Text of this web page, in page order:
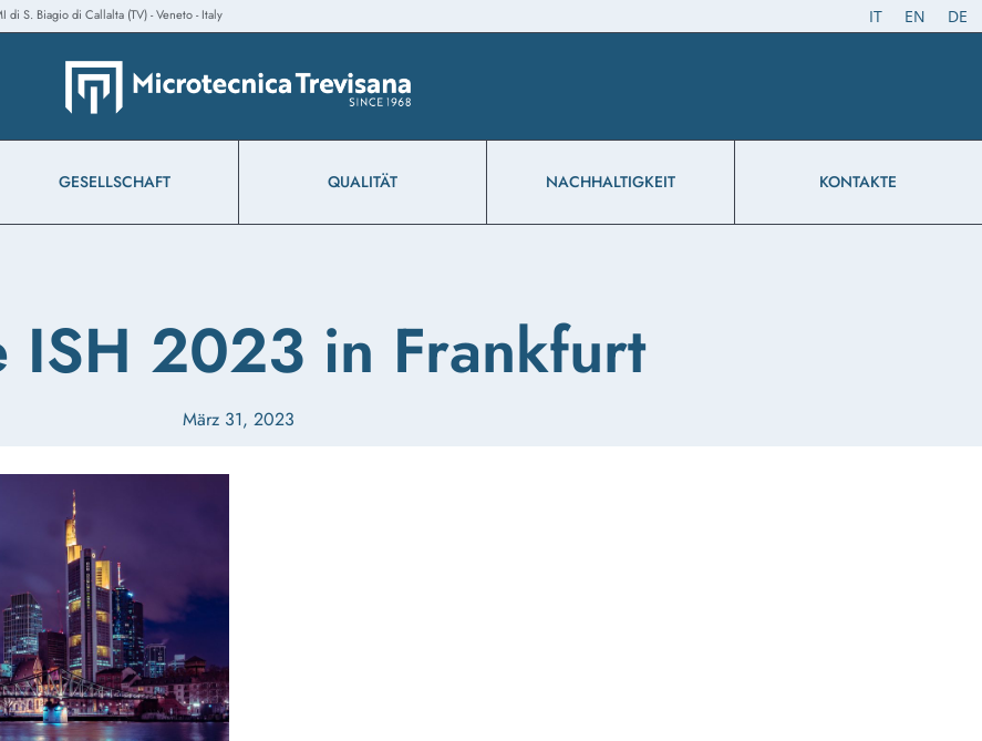
di S. Biagio di Callalta (TV) - Veneto - Italy IT EN DE
GESELLSCHAFT QUALITÄT NACHHALTIGKEIT KONTAKTE
ISH 2023 in Frankfurt
März 31, 2023